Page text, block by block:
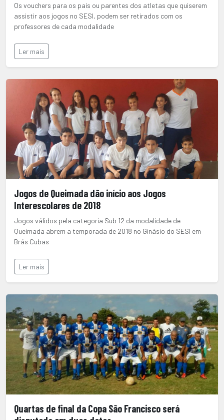
Os vouchers para os pais ou parentes dos atletas que quiserem
assistir aos jogos no SESI, podem ser retirados com os
professores de cada modalidade
Ler mais
Jogos de Queimada dão início aos Jogos
Interescolares de 2018
Jogos válidos pela categoria Sub 12 da modalidade de
Queimada abrem a temporada de 2018 no Ginásio do SESI em
Brás Cubas
Ler mais
Quartas de final da Copa São Francisco será